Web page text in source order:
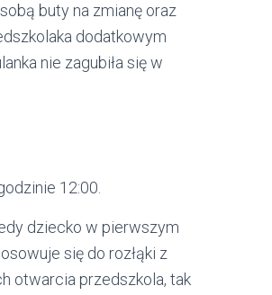
buty na zmianę oraz
dodatkowym
nie zagubiła się w
12:00.
dziecko w pierwszym
się do rozłąki z
otwarcia przedszkola, tak